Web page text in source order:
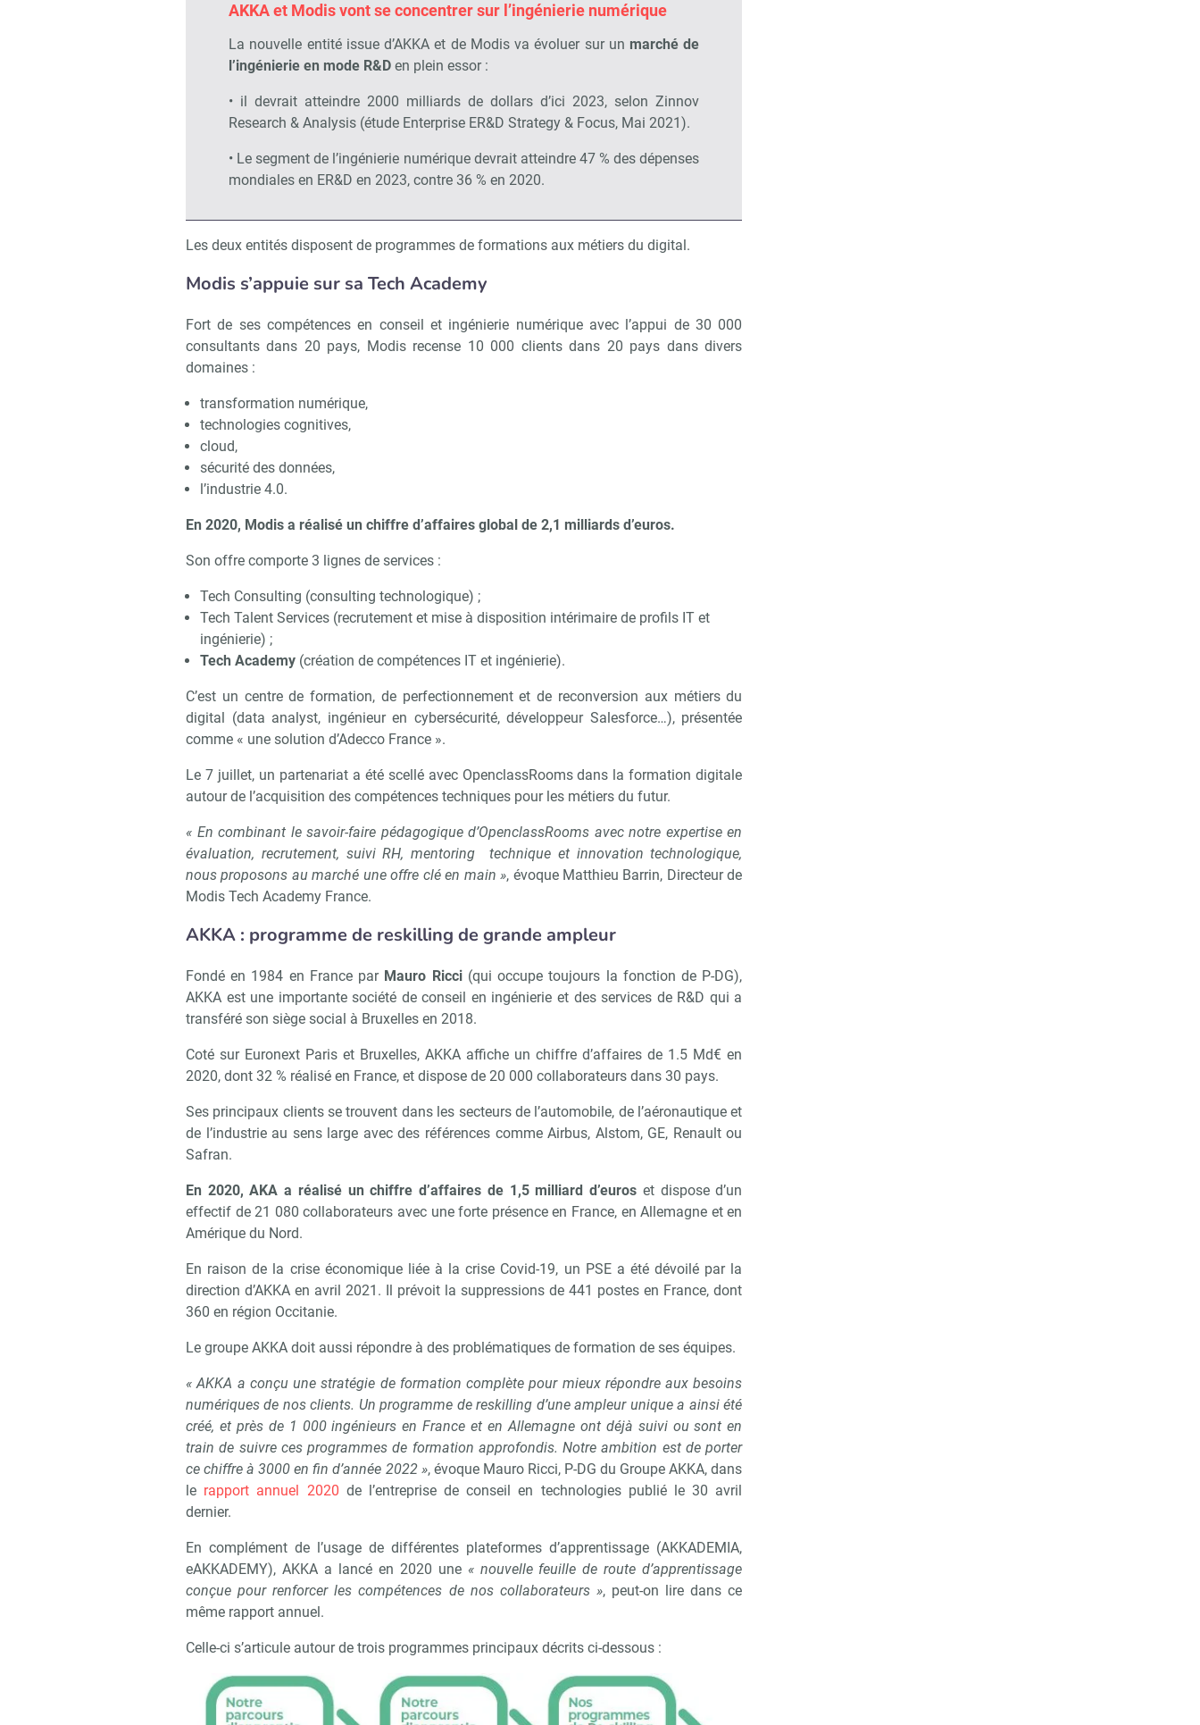
AKKA et Modis vont se concentrer sur l’ingénierie numérique
La nouvelle entité issue d’AKKA et de Modis va évoluer sur un marché de
l’ingénierie en mode R&D en plein essor :
• il devrait atteindre 2000 milliards de dollars d’ici 2023, selon Zinnov
Research & Analysis (étude Enterprise ER&D Strategy & Focus, Mai 2021).
• Le segment de l’ingénierie numérique devrait atteindre 47 % des dépenses
mondiales en ER&D en 2023, contre 36 % en 2020.
Les deux entités disposent de programmes de formations aux métiers du digital.
Modis s’appuie sur sa Tech Academy
Fort de ses compétences en conseil et ingénierie numérique avec l’appui de 30 000
consultants dans 20 pays, Modis recense 10 000 clients dans 20 pays dans divers
domaines :
transformation numérique,
technologies cognitives,
cloud,
sécurité des données,
l’industrie 4.0.
En 2020, Modis a réalisé un chiffre d’affaires global de 2,1 milliards d’euros.
Son offre comporte 3 lignes de services :
Tech Consulting (consulting technologique) ;
Tech Talent Services (recrutement et mise à disposition intérimaire de profils IT et
ingénierie) ;
Tech Academy(création de compétences IT et ingénierie).
C’est un centre de formation, de perfectionnement et de reconversion aux métiers du
digital (data analyst, ingénieur en cybersécurité, développeur Salesforce…), présentée
comme « une solution d’Adecco France ».
Le 7 juillet, un partenariat a été scellé avec OpenclassRooms dans la formation digitale
autour de l’acquisition des compétences techniques pour les métiers du futur.
« En combinant le savoir-faire pédagogique d’OpenclassRooms avec notre expertise en
évaluation, recrutement, suivi RH, mentoring technique et innovation technologique,
nous proposons au marché une offre clé en main », évoque Matthieu Barrin, Directeur de
Modis Tech Academy France.
AKKA : programme de reskilling de grande ampleur
Fondé en 1984 en France par Mauro Ricci(qui occupe toujours la fonction de P-DG),
AKKA est une importante société de conseil en ingénierie et des services de R&D qui a
transféré son siège social à Bruxelles en 2018.
Coté sur Euronext Paris et Bruxelles, AKKA affiche un chiffre d’affaires de 1.5 Md€ en
2020, dont 32 % réalisé en France, et dispose de 20 000 collaborateurs dans 30 pays.
Ses principaux clients se trouvent dans les secteurs de l’automobile, de l’aéronautique et
de l’industrie au sens large avec des références comme Airbus, Alstom, GE, Renault ou
Safran.
En 2020, AKA a réalisé un chiffre d’affaires de 1,5 milliard d’euros et dispose d’un
effectif de 21 080 collaborateurs avec une forte présence en France, en Allemagne et en
Amérique du Nord.
En raison de la crise économique liée à la crise Covid-19, un PSE a été dévoilé par la
direction d’AKKA en avril 2021. Il prévoit la suppressions de 441 postes en France, dont
360 en région Occitanie.
Le groupe AKKA doit aussi répondre à des problématiques de formation de ses équipes.
« AKKA a conçu une stratégie de formation complète pour mieux répondre aux besoins
numériques de nos clients. Un programme de reskilling d’une ampleur unique a ainsi été
créé, et près de 1 000 ingénieurs en France et en Allemagne ont déjà suivi ou sont en
train de suivre ces programmes de formation approfondis. Notre ambition est de porter
ce chiffre à 3000 en fin d’année 2022 », évoque Mauro Ricci, P-DG du Groupe AKKA, dans
le rapport annuel 2020 de l’entreprise de conseil en technologies publié le 30 avril
dernier.
En complément de l’usage de différentes plateformes d’apprentissage (AKKADEMIA,
eAKKADEMY), AKKA a lancé en 2020 une « nouvelle feuille de route d’apprentissage
conçue pour renforcer les compétences de nos collaborateurs », peut-on lire dans ce
même rapport annuel.
Celle-ci s’articule autour de trois programmes principaux décrits ci-dessous :
Non merci, je reçois déjà !